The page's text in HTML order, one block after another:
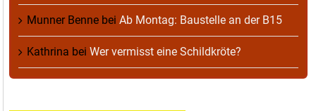
Munner Benne bei Ab Montag: Baustelle an der B15
Kathrina bei Wer vermisst eine Schildkröte?